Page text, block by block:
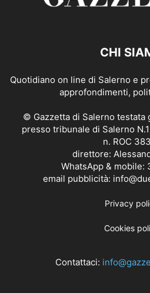
CHI
Quotidiano on line di Salerno e
approfondimenti,
© Gazzetta di Salerno testata
presso tribunale di Salerno
n. ROC
direttore:
WhatsApp & mobile:
email pubblicità:
Privacy
Cookies
Contattaci: